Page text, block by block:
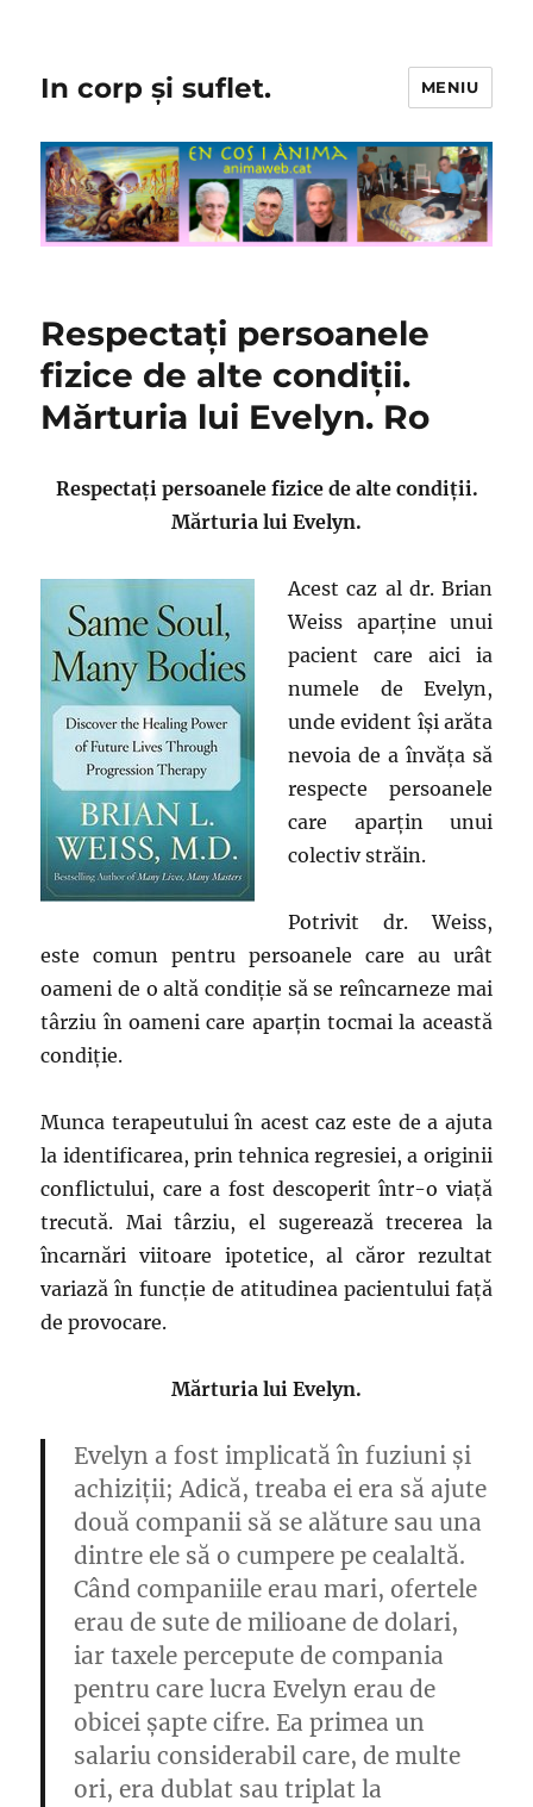
In corp și suflet. MENIU
Respectați persoanele
fizice de alte condiții.
Mărturia lui Evelyn. Ro
Respectați persoanele fizice de alte condiții.
Mărturia lui Evelyn.
Acest caz al dr. Brian
Weiss aparține unui
pacient care aici ia
numele de Evelyn,
unde evident își arăta
nevoia de a învăța să
respecte persoanele
care aparțin unui
colectiv străin.
Potrivit dr. Weiss,
este comun pentru persoanele care au urât
oameni de o altă condiție să se reîncarneze mai
târziu în oameni care aparțin tocmai la această
condiție.
Munca terapeutului în acest caz este de a ajuta
la identificarea, prin tehnica regresiei, a originii
conflictului, care a fost descoperit într-o viață
trecută. Mai târziu, el sugerează trecerea la
încarnări viitoare ipotetice, al căror rezultat
variază în funcție de atitudinea pacientului față
de provocare.
Mărturia lui Evelyn.
Evelyn a fost implicată în fuziuni și
achiziții; Adică, treaba ei era să ajute
două companii să se alăture sau una
dintre ele să o cumpere pe cealaltă.
Când companiile erau mari, ofertele
erau de sute de milioane de dolari,
iar taxele percepute de compania
pentru care lucra Evelyn erau de
obicei șapte cifre. Ea primea un
salariu considerabil care, de multe
ori, era dublat sau triplat la